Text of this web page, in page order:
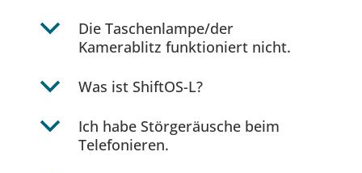
b
Die Taschenlampe/der
Kamerablitz funktioniert nicht.
b Was ist ShiftOS-L?
b
Ich habe Störgeräusche beim
Telefonieren.